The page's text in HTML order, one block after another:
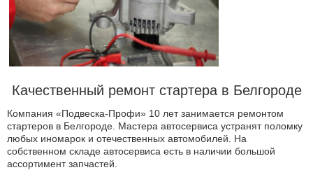
Качественный ремонт стартера в Белгороде
Компания «Подвеска-Профи» 10 лет занимается ремонтом
стартеров в Белгороде. Мастера автосервиса устранят поломку
любых иномарок и отечественных автомобилей. На
собственном складе автосервиса есть в наличии большой
ассортимент запчастей.